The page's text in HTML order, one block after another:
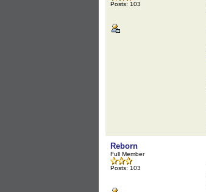
Posts: 103
Reborn
Full Member
Posts: 103